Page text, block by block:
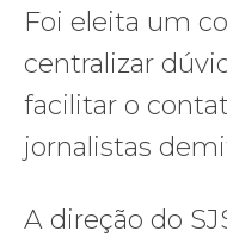
Foi eleita um
centralizar
facilitar o
jornalistas
A direção do